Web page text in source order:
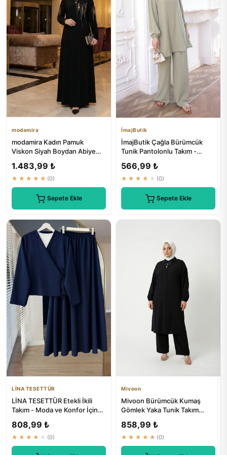
modamira
modamira Kadın Pamuk
Viskon Siyah Boydan Abiye
Det...
1.483,99 ₺
★★★★★ (0)
Sepete Ekle
İmajButik
İmajButik Çağla Bürümcük
Tunik Pantolonlu Takım -
566,99 ₺
★★★★★ (0)
Sepete Ekle
LİNA TESETTÜR
LİNA TESETTÜR Etekli İkili
Takım - Moda ve Konfor İçin
808,99 ₺
★★★★★ (0)
Mivoon
Mivoon Bürümcük Kumaş
Gömlek Yaka Tunik Takım
6XL
858,99 ₺
★★★★★ (0)